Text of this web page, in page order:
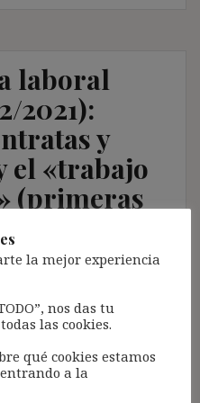
laboral
2021):
y
el «trabajo
(primeras
los
84.2, 15 y
Comentarios Jurisprudencia
contenido de
la mejor experiencia
nos das tu
las cookies.
qué cookies estamos
a la